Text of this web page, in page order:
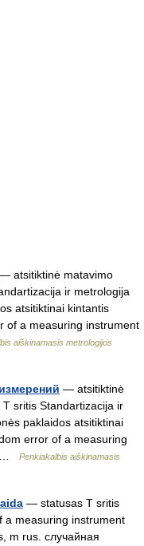
— atsitiktinė matavimo
ir metrologija
atsitiktinai kintantis
of a measuring instrument
aiškinamasis metrologijos
— atsitiktinė
sritis Standartizacija ir
paklaidos atsitiktinai
error of a measuring
…
Penkiakalbis aiškinamasis
— statusas T sritis
a measuring instrument
m rus. случайная